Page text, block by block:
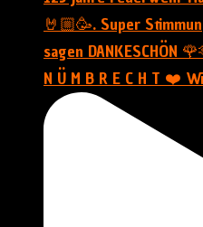
N Ü M B R E C H T ❤️